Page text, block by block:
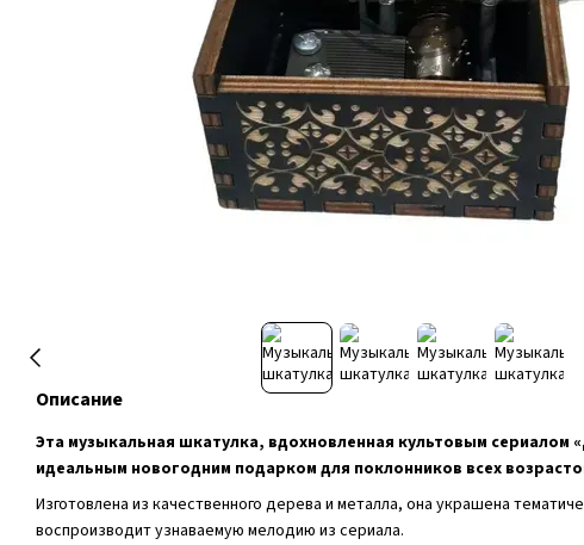
Описание
Эта музыкальная шкатулка, вдохновленная культовым сериалом
идеальным новогодним подарком для поклонников всех
Изготовлена из качественного дерева и металла, она украшена
воспроизводит узнаваемую мелодию из сериала.